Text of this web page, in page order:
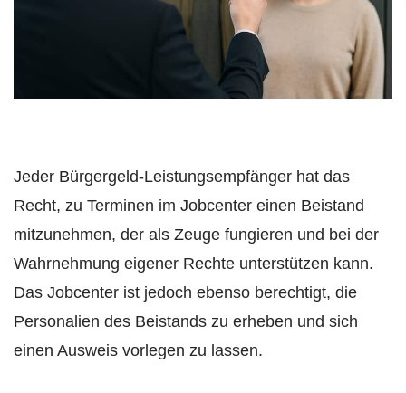
Jeder Bürgergeld-Leistungsempfänger hat das
Recht, zu Terminen im Jobcenter einen Beistand
mitzunehmen, der als Zeuge fungieren und bei der
Wahrnehmung eigener Rechte unterstützen kann.
Das Jobcenter ist jedoch ebenso berechtigt, die
Personalien des Beistands zu erheben und sich
einen Ausweis vorlegen zu lassen.